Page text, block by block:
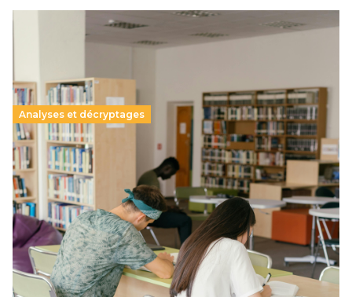
Analyses et décryptages
Supérieur privé : une dérive qui met à mal la
promesse républicaine
11 juillet 2026-
Le projet de loi sur la régulation de l’enseignement
supérieur privé met en lumière l’amplification d’un système
qui relègue l’acte pédagogique au superfétatoire, voire à…
Lire la suite →